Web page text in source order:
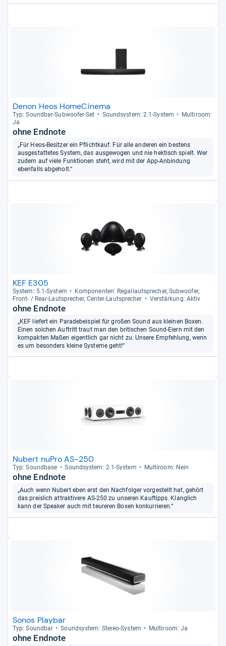
Denon Heos HomeCinema
Typ: Sound­bar-​Sub­woofer-​Set Sound­sys­tem: 2.1-​Sys­tem
Mul­ti­room:
Ja
ohne Endnote
„Für Heos-Besitzer ein Pflichtkauf. Für alle anderen ein bestens
ausgestattetes System, das ausgewogen und nie hektisch spielt. Wer
zudem auf viele Funktionen steht, wird mit der App-Anbindung
ebenfalls abgeholt.“
KEF E305
Sys­tem: 5.1-​Sys­tem
Kom­po­nen­ten: Regal­laut­spre­cher, Sub­woofer,
Front-​ / Rear-​Laut­spre­cher, Cen­ter-​Laut­spre­cher
Ver­stär­kung: Aktiv
ohne Endnote
„KEF liefert ein Paradebeispiel für großen Sound aus kleinen Boxen.
Einen solchen Auftritt traut man den britischen Sound-Eiern mit den
kompakten Maßen eigentlich gar nicht zu. Unsere Empfehlung, wenn
es um besonders kleine Systeme geht!“
Nubert nuPro AS-250
Typ: Sound­base Sound­sys­tem: 2.1-​Sys­tem Mul­ti­room: Nein
ohne Endnote
„Auch wenn Nubert eben erst den Nachfolger vorgestellt hat, gehört
das preislich attraktivere AS-250 zu unseren Kauftipps. Klanglich
kann der Speaker auch mit teureren Boxen konkurrieren.“
Sonos Playbar
Typ: Sound­bar Sound­sys­tem: Ste­reo-​Sys­tem Mul­ti­room: Ja
ohne Endnote